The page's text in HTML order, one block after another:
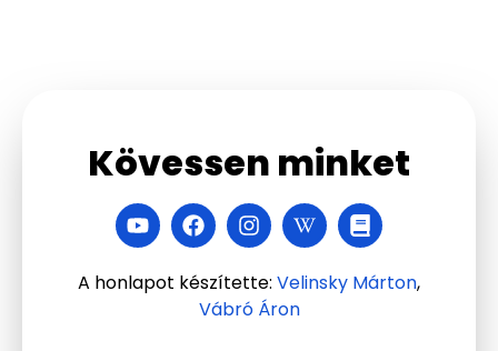
Kövessen minket
A honlapot készítette: Velinsky Márton,
Vábró Áron